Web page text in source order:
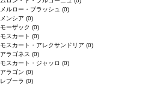
メルロー・ブラッシュ (0)
メンシア (0)
モーザック (0)
モスカート (0)
モスカート・アレクサンドリア (0)
アラゴネス (0)
モスカート・ジャッロ (0)
アラゴン (0)
レブーラ (0)